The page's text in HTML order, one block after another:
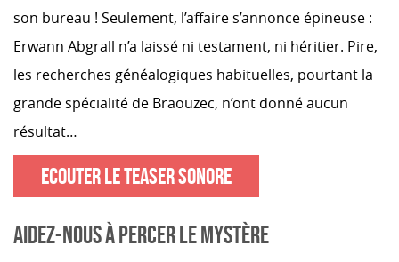
son bureau ! Seulement, l’affaire s’annonce épineuse :
Erwann Abgrall n’a laissé ni testament, ni héritier. Pire,
les recherches généalogiques habituelles, pourtant la
grande spécialité de Braouzec, n’ont donné aucun
résultat…
ECOUTER LE TEASER SONORE
AIDEZ-NOUS À PERCER LE MYSTÈRE